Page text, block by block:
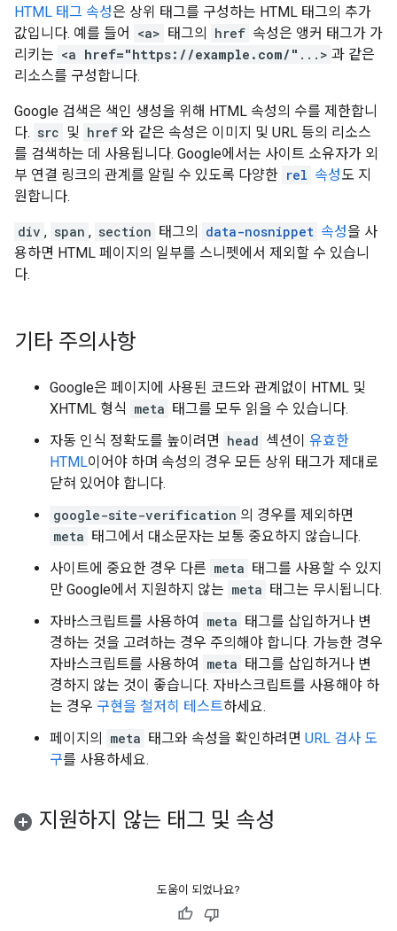
HTML 태그 속성은 상위 태그를 구성하는 HTML 태그의 추가
값입니다. 예를 들어
<a> 태그의 href 속성은 앵커 태그가 가
리키는 <a href="https://example.com/" ...> 과 같은
리소스를 구성합니다.
Google 검색은 색인 생성을 위해 HTML 속성의 수를 제한합니
다. src 및 href 와 같은 속성은 이미지 및 URL 등의 리소스
를 검색하는 데 사용됩니다. Google에서는 사이트 소유자가 외
부 연결 링크의 관계를 알릴 수 있도록 다양한 rel 속성도 지
원합니다.
div , span , section 태그의 data-nosnippet 속성을 사
용하면 HTML 페이지의 일부를 스니펫에서 제외할 수 있습니
다.
기타 주의사항
Google은 페이지에 사용된 코드와 관계없이 HTML 및
XHTML 형식 meta 태그를 모두 읽을 수 있습니다.
자동 인식 정확도를 높이려면 head 섹션이 유효한
HTML이어야 하며 속성의 경우 모든 상위 태그가 제대로
닫혀 있어야 합니다.
google-site-verification 의 경우를 제외하면
meta 태그에서 대소문자는 보통 중요하지 않습니다.
사이트에 중요한 경우 다른 meta 태그를 사용할 수 있지
만 Google에서 지원하지 않는 meta 태그는 무시됩니다.
자바스크립트를 사용하여
meta 태그를 삽입하거나 변
경하는 것을 고려하는 경우 주의해야 합니다. 가능한 경우
자바스크립트를 사용하여
meta 태그를 삽입하거나 변
경하지 않는 것이 좋습니다. 자바스크립트를 사용해야 하
는 경우 구현을 철저히 테스트하세요.
페이지의
meta 태그와 속성을 확인하려면 URL 검사 도
구를 사용하세요.
지원하지 않는 태그 및 속성
도움이 되었나요?